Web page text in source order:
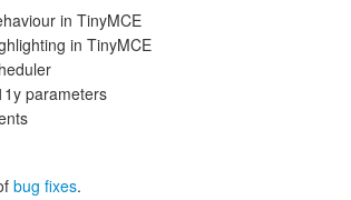
in TinyMCE
in TinyMCE
parameters
bug fixes.